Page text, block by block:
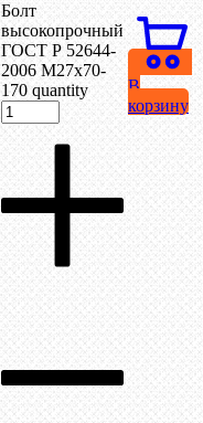
Болт
высокопрочный
ГОСТ Р 52644-
2006 М27х70-
170 quantity
В
корзину